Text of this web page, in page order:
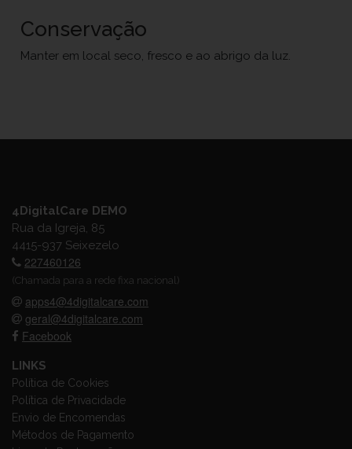
Conservação
Manter em local seco, fresco e ao abrigo da luz.
4DigitalCare DEMO
Rua da Igreja, 85
4415-937 Seixezelo
227460126
(Chamada para a rede fixa nacional)
apps4@4digitalcare.com
geral@4digitalcare.com
Facebook
LINKS
Política de Cookies
Política de Privacidade
Envio de Encomendas
Métodos de Pagamento